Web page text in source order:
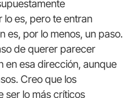
lo es, pero te entran
es, por lo menos, un paso.
de querer parecer
en esa dirección, aunque
Creo que los
ser lo más críticos